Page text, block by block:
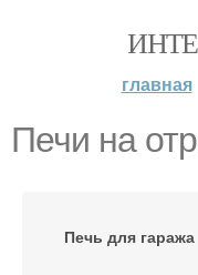
главная
Печи на
Печь для гаража